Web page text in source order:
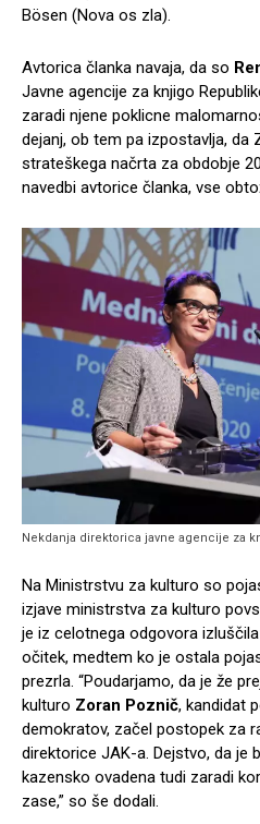
Bösen (Nova os zla).
Avtorica članka navaja, da so
Javne agencije za knjigo
zaradi njene poklicne
dejanj, ob tem pa izpostavlja, da
strateškega načrta za obdobje
navedbi avtorice članka, vse
Nekdanja direktorica javne agencije za
Na Ministrstvu za kulturo so
izjave ministrstva za kulturo
je iz celotnega odgovora
očitek, medtem ko je ostala
prezrla. “Poudarjamo, da je že
kulturo Zoran Poznič, kandidat
demokratov, začel postopek za
direktorice JAK-a. Dejstvo, da je
kazensko ovadena tudi zaradi
zase,” so še dodali.